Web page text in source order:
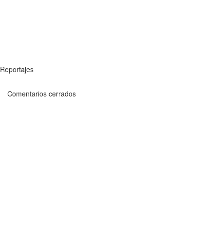
Reportajes
Comentarios cerrados